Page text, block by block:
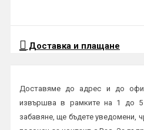
Доставка и плащане
Доставяме до адрес и до
извършва в рамките на 1 до 5
забавяне, ще бъдете уведомени,